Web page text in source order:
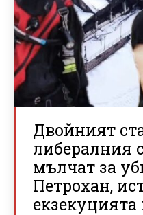
Двойният
либералния
мълчат за
Петрохан,